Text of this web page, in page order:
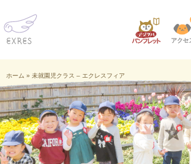
ホーム » 未就園児クラス – エクレスフィア